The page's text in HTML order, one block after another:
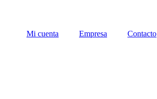
Mi cuenta Empresa Contacto